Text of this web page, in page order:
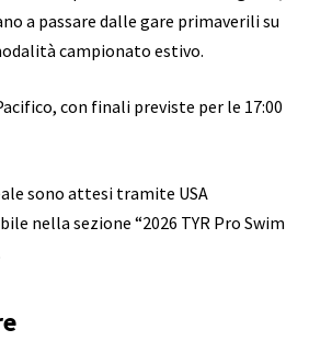
a passare dalle gare primaverili su
campionato estivo.
con finali previste per le 17:00
sono attesi tramite USA
nella sezione “2026 TYR Pro Swim